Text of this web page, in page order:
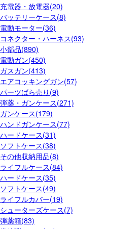
充電器・放電器(20)
バッテリーケース(8)
電動モーター(36)
コネクター・ハーネス(93)
小部品(890)
電動ガン(450)
ガスガン(413)
エアコッキングガン(57)
パーツばら売り(9)
弾薬・ガンケース(271)
ガンケース(179)
ハンドガンケース(77)
ハードケース(31)
ソフトケース(38)
その他収納用品(8)
ライフルケース(84)
ハードケース(35)
ソフトケース(49)
ライフルカバー(19)
シューターズケース(7)
弾薬箱(83)